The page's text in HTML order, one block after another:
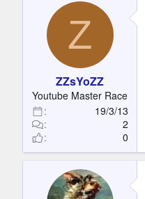
Z
ZZsYoZZ
Youtube Master Race
19/3/13
2
0